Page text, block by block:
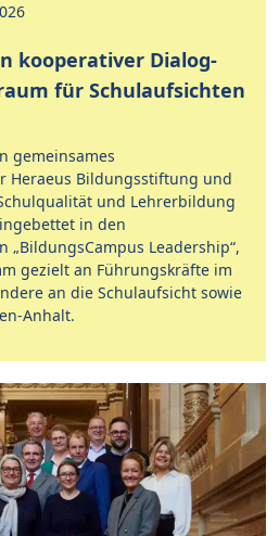
kooperativer Dialog-
für Schulaufsichten
gemeinsames
Heraeus Bildungsstiftung und
und Lehrerbildung
in den
„BildungsCampus Leadership“,
gezielt an Führungskräfte im
an die Schulaufsicht sowie
Anhalt.